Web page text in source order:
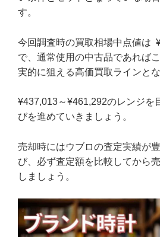
す。
今回調査時の買取相場中点値は
で、通常使用の中古品であれば
実的に狙える高価買取ラインとな
¥437,013～¥461,292のレンジを
びを進めていきましょう。
売却時にはウブロの査定実績が
び、必ず査定額を比較してから
しましょう。